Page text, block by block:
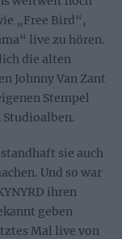
„Free Bird“,
live zu hören.
die alten
Johnny Van Zant
Stempel
sie auch
Und so war
ihren
geben
Mal live von